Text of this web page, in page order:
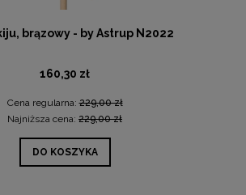
brązowy - by Astrup N2022
160,30 zł
Cena regularna:229,00 zł
Najniższa cena: 229,00 zł
DO KOSZYKA